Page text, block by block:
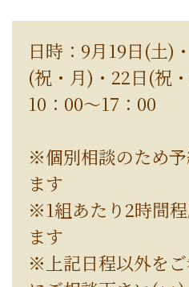
日時：9月19日(土)
(祝・月)・22日(祝
10：00～17：00
※個別相談のため
ます
※1組あたり2時間
ます
※上記日程以外を